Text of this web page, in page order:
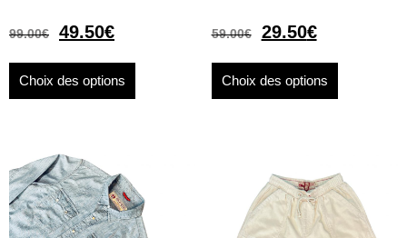
99.00€ 49.50€
Choix des options
59.00€ 29.50€
Choix des options